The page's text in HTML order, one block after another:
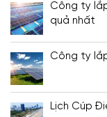
Công ty
quả nhất
Công ty
Lịch Cúp